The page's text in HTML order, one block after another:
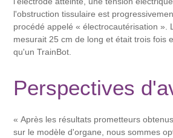
l'obstruction tissulaire est
procédé appelé « électrocautérisation ».
mesurait 25 cm de long et était trois fois
qu'un TrainBot.
Perspectives
« Après les résultats prometteurs
sur le modèle d'organe, nous sommes